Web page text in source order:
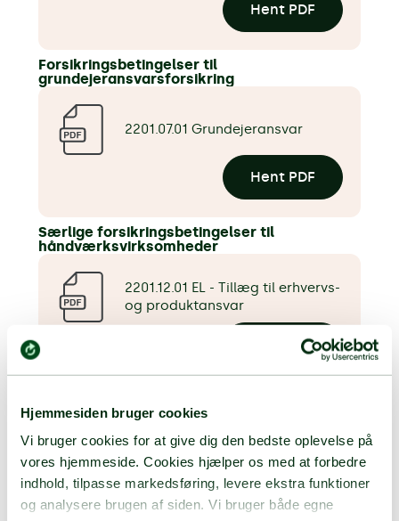
Hjemmesiden bruger cookies
Vi bruger cookies for at give dig den bedste oplevelse på
vores hjemmeside. Cookies hjælper os med at forbedre
indhold, tilpasse markedsføring, levere ekstra funktioner
og analysere brugen af siden. Vi bruger både egne
Hent PDF
Forsikringsbetingelser til
grundejeransvarsforsikring
2201.07.01 Grundejeransvar
Hent PDF
Særlige forsikringsbetingelser til
håndværksvirksomheder
2201.12.01 EL - Tillæg til erhvervs-
og produktansvar
Hent PDF
erhvervs- og produktansvar
Hent PDF